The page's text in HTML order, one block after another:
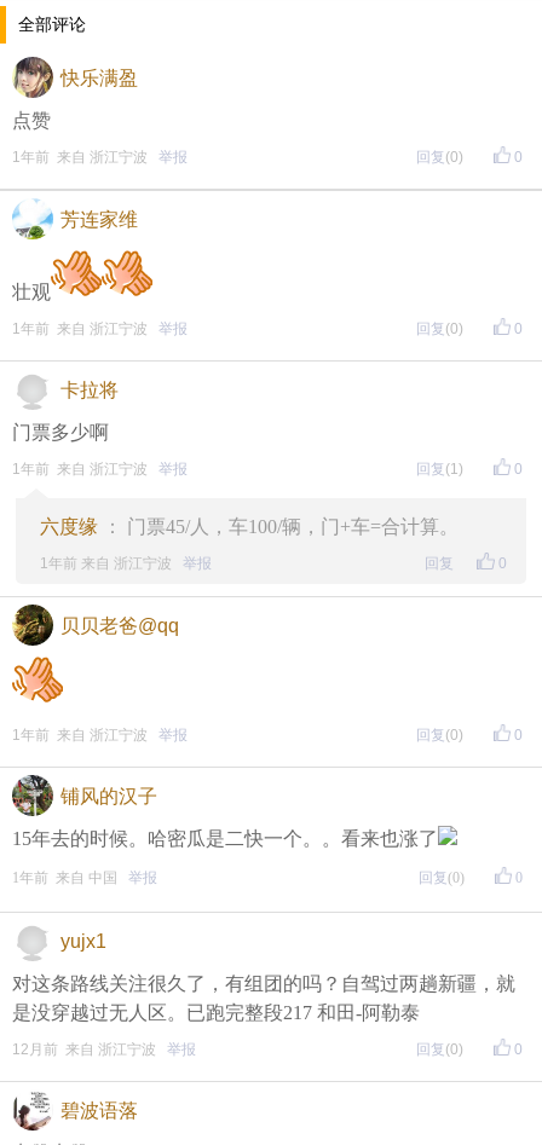
全部评论
快乐满盈
点赞
0
1年前 来自 浙江宁波 举报 回复 (0)
芳连家维
壮观
0
1年前 来自 浙江宁波 举报 回复 (0)
卡拉将
门票多少啊
0
1年前 来自 浙江宁波 举报 回复 (1)
六度缘 ： 门票45/人，车100/辆，门+车=合计算。
0
1年前 来自 浙江宁波 举报 回复
贝贝老爸@qq
0
1年前 来自 浙江宁波 举报 回复 (0)
铺风的汉子
15年去的时候。哈密瓜是二快一个。。看来也涨了
0
1年前 来自 中国 举报 回复(0)
yujx1
对这条路线关注很久了，有组团的吗？自驾过两趟新疆，就
是没穿越过无人区。已跑完整段217 和田-阿勒泰
0
12月前 来自 浙江宁波 举报 回复 (0)
碧波语落